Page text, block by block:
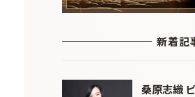
新着記
桑原志織